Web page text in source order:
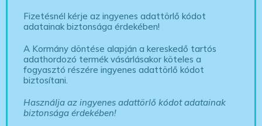
Fizetésnél kérje az ingyenes adattörlő kódot
adatainak biztonsága érdekében!
A Kormány döntése alapján a kereskedő tartós
adathordozó termék vásárlásakor köteles a
fogyasztó részére ingyenes adattörlő kódot
biztosítani.
Használja az ingyenes adattörlő kódot adatainak
biztonsága érdekében!